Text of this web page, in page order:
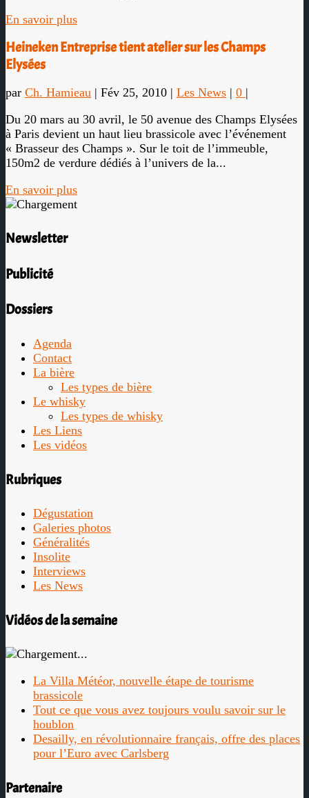
En savoir plus
Heineken Entreprise tient atelier sur les Champs
Elysées
par Ch. Hamieau | Fév 25, 2010 | Les News | 0 |
Du 20 mars au 30 avril, le 50 avenue des Champs Elysées
à Paris devient un haut lieu brassicole avec l’événement
« Brasseur des Champs ». Sur le toit de l’immeuble,
150m2 de verdure dédiés à l’univers de la...
En savoir plus
Newsletter
Publicité
Dossiers
Agenda
Contact
La bière
Les types de bière
Le whisky
Les types de whisky
Les Liens
Les vidéos
Rubriques
Dégustation
Galeries photos
Généralités
Insolite
Interviews
Les News
Vidéos de la semaine
La Villa Météor, nouvelle étape de tourisme
brassicole
Tout ce que vous avez toujours voulu savoir sur le
houblon
Desailly, en révolutionnaire français, offre des places
pour l’Euro avec Carlsberg
Partenaire